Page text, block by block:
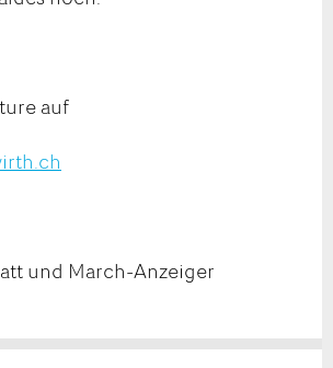
auf
und March-Anzeiger